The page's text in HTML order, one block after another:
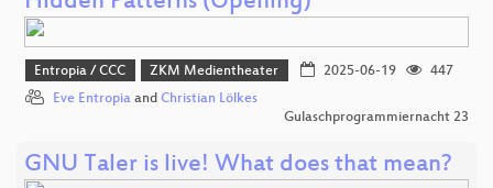
Entropia / CCC ZKM Medientheater 2025-06-19
447
Eve Entropia and Christian Lölkes
Gulaschprogrammiernacht 23
GNU Taler is live! What does that mean?